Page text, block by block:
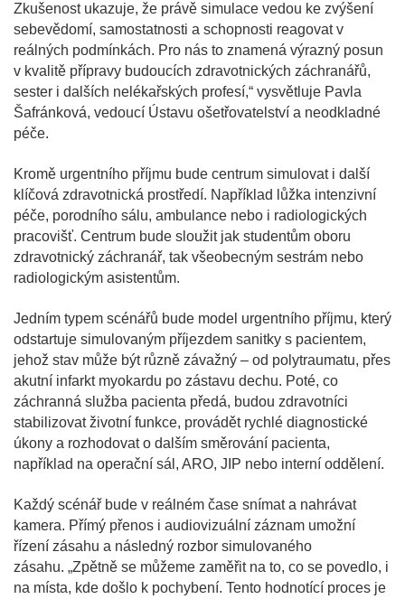
Zkušenost ukazuje, že právě simulace vedou ke zvýšení
sebevědomí, samostatnosti a schopnosti reagovat v
reálných podmínkách. Pro nás to znamená výrazný posun
v kvalitě přípravy budoucích zdravotnických záchranářů,
sester i dalších nelékařských profesí,“ vysvětluje Pavla
Šafránková, vedoucí Ústavu ošetřovatelství a neodkladné
péče.
Kromě urgentního příjmu bude centrum simulovat i další
klíčová zdravotnická prostředí. Například lůžka intenzivní
péče, porodního sálu, ambulance nebo i radiologických
pracovišť. Centrum bude sloužit jak studentům oboru
zdravotnický záchranář, tak všeobecným sestrám nebo
radiologickým asistentům.
Jedním typem scénářů bude model urgentního příjmu, který
odstartuje simulovaným příjezdem sanitky s pacientem,
jehož stav může být různě závažný – od polytraumatu, přes
akutní infarkt myokardu po zástavu dechu. Poté, co
záchranná služba pacienta předá, budou zdravotníci
stabilizovat životní funkce, provádět rychlé diagnostické
úkony a rozhodovat o dalším směrování pacienta,
například na operační sál, ARO, JIP nebo interní oddělení.
Každý scénář bude v reálném čase snímat a nahrávat
kamera. Přímý přenos i audiovizuální záznam umožní
řízení zásahu a následný rozbor simulovaného
zásahu. „Zpětně se můžeme zaměřit na to, co se povedlo, i
na místa, kde došlo k pochybení. Tento hodnotící proces je